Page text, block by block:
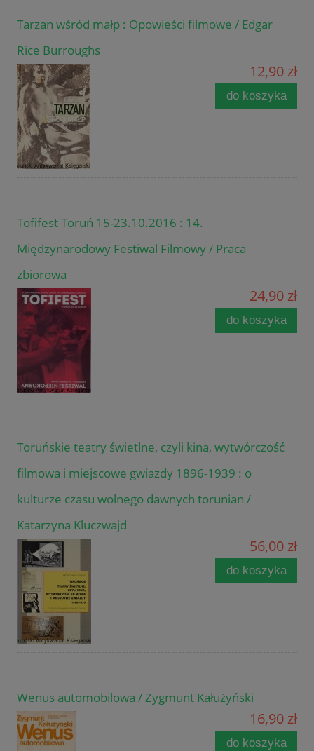
Tarzan wśród małp : Opowieści filmowe / Edgar
Rice Burroughs
12,90 zł
do koszyka
Tofifest Toruń 15-23.10.2016 : 14.
Międzynarodowy Festiwal Filmowy / Praca
zbiorowa
24,90 zł
do koszyka
Toruńskie teatry świetlne, czyli kina, wytwórczość
filmowa i miejscowe gwiazdy 1896-1939 : o
kulturze czasu wolnego dawnych torunian /
Katarzyna Kluczwajd
56,00 zł
do koszyka
Wenus automobilowa / Zygmunt Kałużyński
16,90 zł
do koszyka